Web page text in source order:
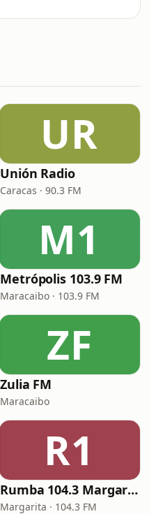
UR
Unión Radio
Caracas · 90.3 FM
M1
Metrópolis 103.9 FM
Maracaibo · 103.9 FM
ZF
Zulia FM
Maracaibo
R1
Rumba 104.3 Margarita FM
Margarita · 104.3 FM